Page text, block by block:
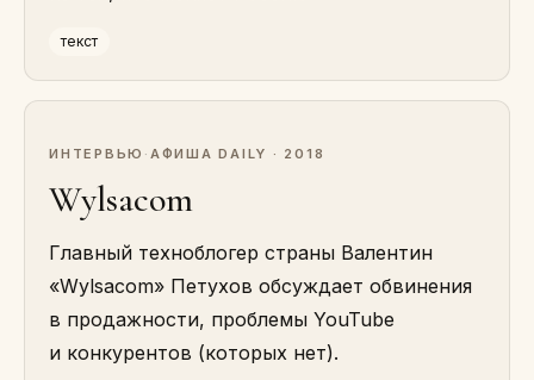
текст
ИНТЕРВЬЮ · АФИША DAILY · 2018
Wylsacom
Главный техноблогер страны Валентин
«Wylsacom» Петухов обсуждает обвинения
в продажности, проблемы YouTube
и конкурентов (которых нет).